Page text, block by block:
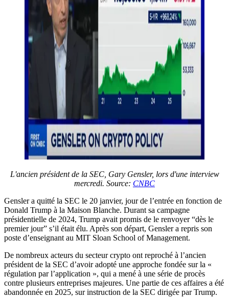
L'ancien président de la SEC, Gary Gensler, lors d'une interview
mercredi. Source: CNBC
Gensler a quitté la SEC le 20 janvier, jour de l’entrée en fonction de
Donald Trump à la Maison Blanche. Durant sa campagne
présidentielle de 2024, Trump avait promis de le renvoyer “dès le
premier jour” s’il était élu. Après son départ, Gensler a repris son
poste d’enseignant au MIT Sloan School of Management.
De nombreux acteurs du secteur crypto ont reproché à l’ancien
président de la SEC d’avoir adopté une approche fondée sur la «
régulation par l’application », qui a mené à une série de procès
contre plusieurs entreprises majeures. Une partie de ces affaires a été
abandonnée en 2025, sur instruction de la SEC dirigée par Trump.